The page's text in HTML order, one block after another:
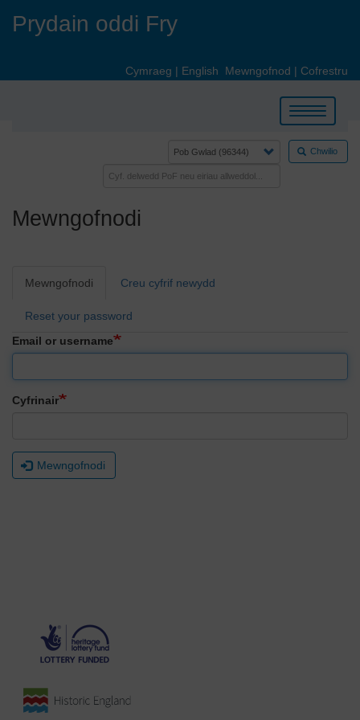
Prydain oddi Fry
Cymraeg | English Mewngofnod | Cofrestru
Toggle
navigation
Chwilio
Mewngofnodi
Primary
Mewngofnodi Creu cyfrif newydd
Reset your password
Email or username
Cyfrinair
Mewngofnodi